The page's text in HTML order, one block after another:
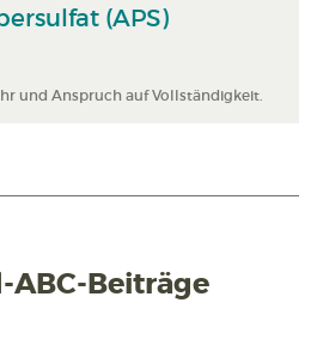
(APS)
und Anspruch auf Vollständigkeit.
ABC-Beiträge